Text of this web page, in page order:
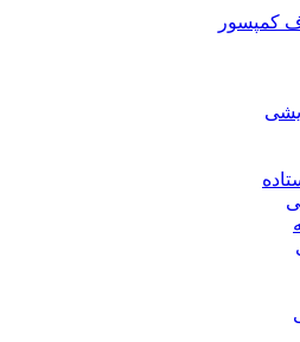
کمپسور